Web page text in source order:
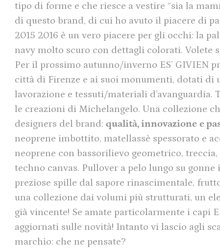
tipo di forme e che riesce a vestire “sia la
di questo brand, di cui ho avuto il piacere di
2015 2016 è un vero piacere per gli occhi: la
navy molto scuro con dettagli colorati. Volete
Per il prossimo autunno/inverno ES’ GIVIEN
città di Firenze e ai suoi monumenti, dotati di
lavorazione e tessuti/materiali
le creazioni di Michelangelo. Una collezione
designers del brand: qualità, innovazione e
neoprene imbottito, matellassè spessorato e
neoprene con bassorilievo geometrico,
techno canvas. Pullover a pelo lungo su
preziose spille dal sapore rinascimentale,
una collezione dai volumi più strutturati, un
già vincente! Se amate particolarmente i capi
aggiornati sulle novità! Intanto vi lascio agli
marchio: che ne pensate?